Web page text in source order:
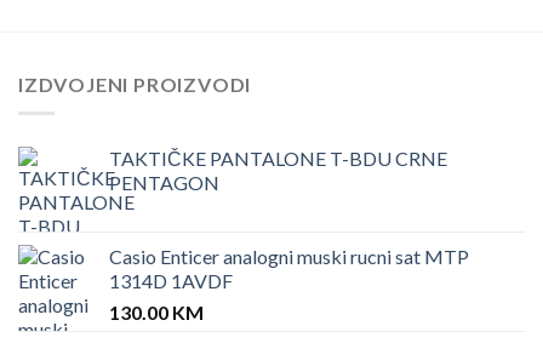
IZDVOJENI PROIZVODI
TAKTIČKE PANTALONE T-BDU CRNE
PENTAGON
Casio Enticer analogni muski rucni sat MTP
1314D 1AVDF
130.00 KM